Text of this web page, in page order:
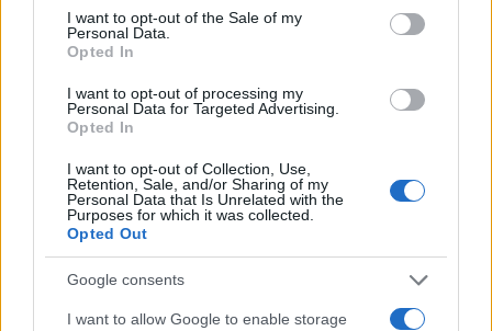
consent section.
I want to opt-out of the Sale of my
Personal Data.
Opted In
I want to opt-out of processing my
Personal Data for Targeted Advertising.
Opted In
I want to opt-out of Collection, Use,
Retention, Sale, and/or Sharing of my
Personal Data that Is Unrelated with the
Purposes for which it was collected.
Opted Out
Google consents
I want to allow Google to enable storage